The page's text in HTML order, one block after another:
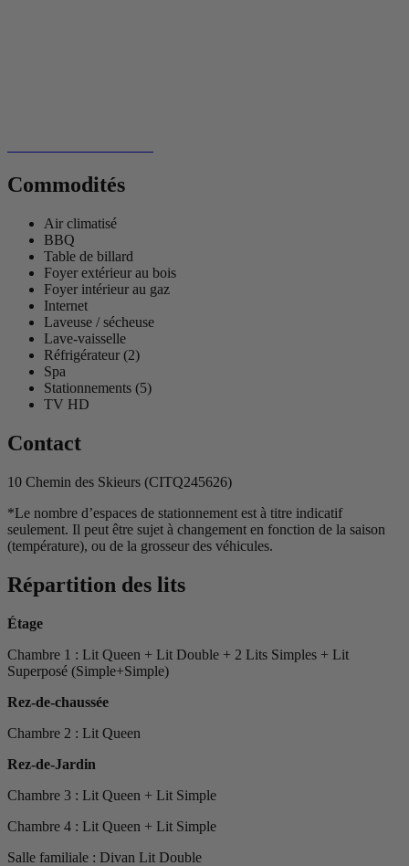
Commodités
Air climatisé
BBQ
Table de billard
Foyer extérieur au bois
Foyer intérieur au gaz
Internet
Laveuse / sécheuse
Lave-vaisselle
Réfrigérateur (2)
Spa
Stationnements (5)
TV HD
Contact
10 Chemin des Skieurs (CITQ245626)
*Le nombre d’espaces de stationnement est à titre indicatif
seulement. Il peut être sujet à changement en fonction de la saison
(température), ou de la grosseur des véhicules.
Répartition des lits
Étage
Chambre 1 : Lit Queen + Lit Double + 2 Lits Simples + Lit
Superposé (Simple+Simple)
Rez-de-chaussée
Chambre 2 : Lit Queen
Rez-de-Jardin
Chambre 3 : Lit Queen + Lit Simple
Chambre 4 : Lit Queen + Lit Simple
Salle familiale : Divan Lit Double